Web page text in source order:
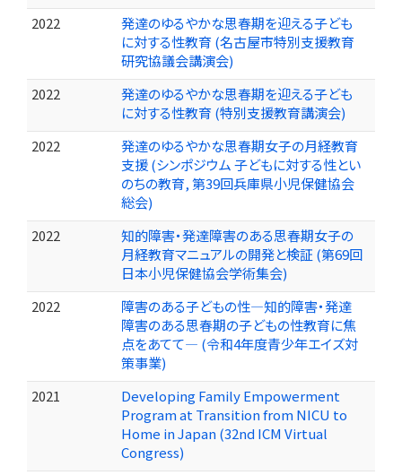
2022
発達のゆるやかな思春期を迎える子ども
に対する性教育 (名古屋市特別支援教育
研究協議会講演会)
2022
発達のゆるやかな思春期を迎える子ども
に対する性教育 (特別支援教育講演会)
2022
発達のゆるやかな思春期女子の月経教育
支援 (シンポジウム 子どもに対する性とい
のちの教育, 第39回兵庫県小児保健協会
総会)
2022
知的障害・発達障害のある思春期女子の
月経教育マニュアルの開発と検証 (第69回
日本小児保健協会学術集会)
2022
障害のある子どもの性―知的障害・発達
障害のある思春期の子どもの性教育に焦
点をあてて― (令和4年度青少年エイズ対
策事業)
2021
Developing Family Empowerment
Program at Transition from NICU to
Home in Japan (32nd ICM Virtual
Congress)